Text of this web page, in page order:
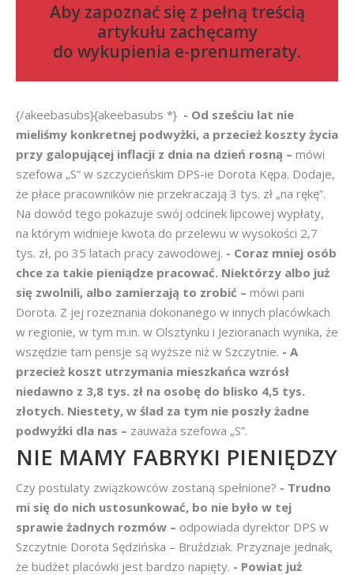
Aby zapoznać się z pełną treścią
artykułu zachęcamy
do wykupienia e-prenumeraty.
{/akeebasubs}{akeebasubs *} - Od sześciu lat nie
mieliśmy konkretnej podwyżki, a przecież koszty życia
przy galopującej inflacji z dnia na dzień rosną – mówi
szefowa „S” w szczycieńskim DPS-ie Dorota Kępa. Dodaje,
że płace pracowników nie przekraczają 3 tys. zł „na rękę”.
Na dowód tego pokazuje swój odcinek lipcowej wypłaty,
na którym widnieje kwota do przelewu w wysokości 2,7
tys. zł, po 35 latach pracy zawodowej. - Coraz mniej osób
chce za takie pieniądze pracować. Niektórzy albo już
się zwolnili, albo zamierzają to zrobić – mówi pani
Dorota. Z jej rozeznania dokonanego w innych placówkach
w regionie, w tym m.in. w Olsztynku i Jezioranach wynika, że
wszędzie tam pensje są wyższe niż w Szczytnie. - A
przecież koszt utrzymania mieszkańca wzrósł
niedawno z 3,8 tys. zł na osobę do blisko 4,5 tys.
złotych. Niestety, w ślad za tym nie poszły żadne
podwyżki dla nas – zauważa szefowa „S”.
NIE MAMY FABRYKI PIENIĘDZY
Czy postulaty związkowców zostaną spełnione? - Trudno
mi się do nich ustosunkować, bo nie było w tej
sprawie żadnych rozmów – odpowiada dyrektor DPS w
Szczytnie Dorota Sędzińska – Bruździak. Przyznaje jednak,
że budżet placówki jest bardzo napięty. - Powiat już